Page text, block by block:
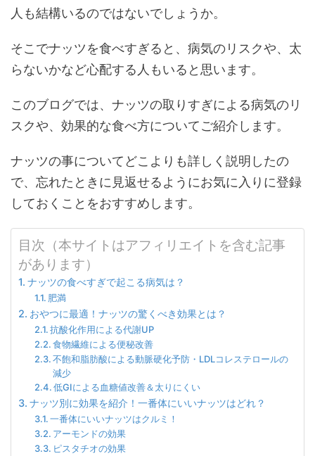
人も結構いるのではないでしょうか。
そこでナッツを食べすぎると、病気のリスクや、太
らないかなど心配する人もいると思います。
このブログでは、ナッツの取りすぎによる病気のリ
スクや、効果的な食べ方についてご紹介します。
ナッツの事についてどこよりも詳しく説明したの
で、忘れたときに見返せるようにお気に入りに登録
しておくことをおすすめします。
目次（本サイトはアフィリエイトを含む記事
があります）
ナッツの食べすぎで起こる病気は？
肥満
おやつに最適！ナッツの驚くべき効果とは？
抗酸化作用による代謝UP
食物繊維による便秘改善
不飽和脂肪酸による動脈硬化予防・LDLコレステロールの
減少
低GIによる血糖値改善＆太りにくい
ナッツ別に効果を紹介！一番体にいいナッツはどれ？
一番体にいいナッツはクルミ！
アーモンドの効果
ピスタチオの効果